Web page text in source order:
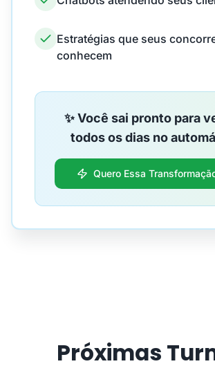
Estratégias que seus
conhecem
✨ Você sai pronto para
todos os dias no
Quero Essa
Próximas